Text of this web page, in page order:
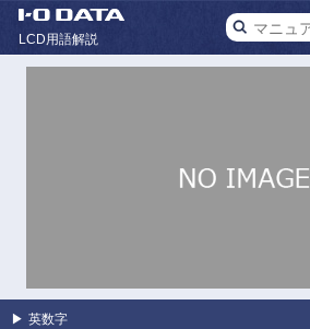
LCD用語解説
▶ 英数字